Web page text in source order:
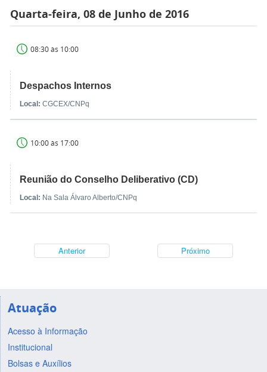
Quarta-feira, 08 de Junho de 2016
08:30 às 10:00
Despachos Internos
Local: CGCEX/CNPq
10:00 às 17:00
Reunião do Conselho Deliberativo (CD)
Local: Na Sala Álvaro Alberto/CNPq
Anterior Próximo
Atuação
Acesso à Informação
Institucional
Bolsas e Auxílios